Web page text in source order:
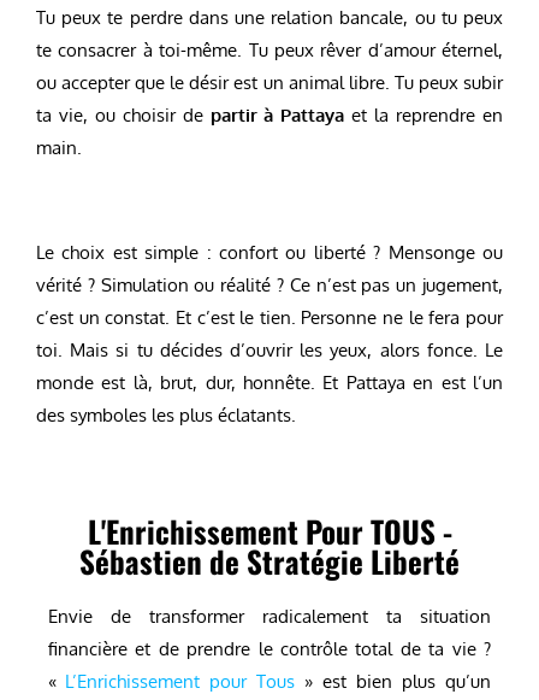
Tu peux te perdre dans une relation bancale, ou tu peux
te consacrer à toi-même. Tu peux rêver d’amour éternel,
ou accepter que le désir est un animal libre. Tu peux subir
ta vie, ou choisir de partir à Pattaya et la reprendre en
main.
Le choix est simple : confort ou liberté ? Mensonge ou
vérité ? Simulation ou réalité ? Ce n’est pas un jugement,
c’est un constat. Et c’est le tien. Personne ne le fera pour
toi. Mais si tu décides d’ouvrir les yeux, alors fonce. Le
monde est là, brut, dur, honnête. Et Pattaya en est l’un
des symboles les plus éclatants.
L'Enrichissement Pour TOUS -
Sébastien de Stratégie Liberté
Envie de transformer radicalement ta situation
financière et de prendre le contrôle total de ta vie ?
« L’Enrichissement pour Tous » est bien plus qu’un